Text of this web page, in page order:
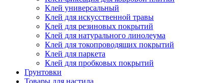
Клей универсальный
Клей для искусственной травы
Клей для резиновых покрытий
Клей для натурального линолеума
Клей для токопроводящих покрытий
Клей для паркета
Клей для пробковых покрытий
Грунтовки
Товары для настила